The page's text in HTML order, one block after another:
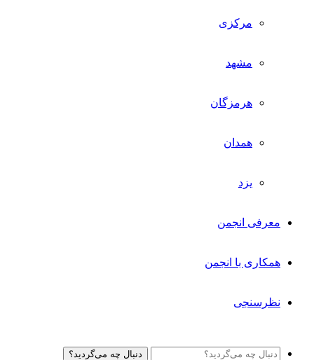
مرکزی
مشهد
هرمزگان
همدان
یزد
معرفی انجمن
همکاری با انجمن
نظرسنجی
دنبال چه می‌گردید؟